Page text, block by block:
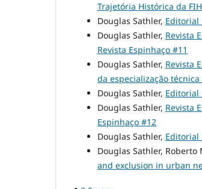
Trajetória Histórica da FIH
Douglas Sathler, Editorial
Douglas Sathler, Revista
Revista Espinhaço #11
Douglas Sathler, Revista
da especialização
Douglas Sathler, Editorial
Douglas Sathler, Revista
Espinhaço #12
Douglas Sathler, Editorial
Douglas Sathler, Roberto
and exclusion in urban